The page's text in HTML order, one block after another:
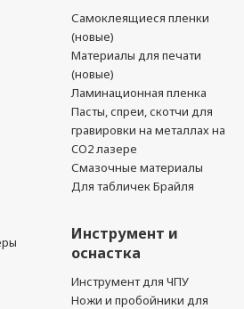
Самоклеящиеся пленки
(новые)
Материалы для печати
(новые)
Ламинационная пленка
Пасты, спреи, скотчи для
гравировки на металлах на
CO2 лазере
Смазочные материалы
Для табличек Брайля
Инструмент и
оснастка
Инструмент для ЧПУ
Ножи и пробойники для